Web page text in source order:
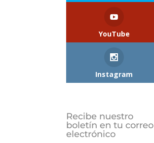
YouTube
Instagram
Recibe nuestro
boletín en tu correo
electrónico